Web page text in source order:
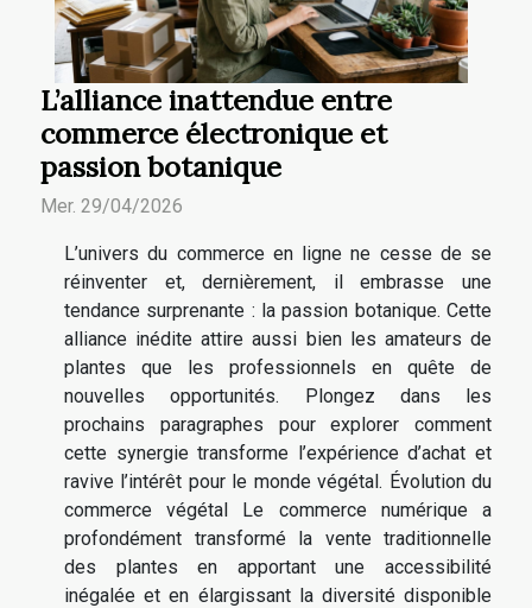
L’alliance inattendue entre
commerce électronique et
passion botanique
Mer. 29/04/2026
L’univers du commerce en ligne ne cesse de se
réinventer et, dernièrement, il embrasse une
tendance surprenante : la passion botanique. Cette
alliance inédite attire aussi bien les amateurs de
plantes que les professionnels en quête de
nouvelles opportunités. Plongez dans les
prochains paragraphes pour explorer comment
cette synergie transforme l’expérience d’achat et
ravive l’intérêt pour le monde végétal. Évolution du
commerce végétal Le commerce numérique a
profondément transformé la vente traditionnelle
des plantes en apportant une accessibilité
inégalée et en élargissant la diversité disponible